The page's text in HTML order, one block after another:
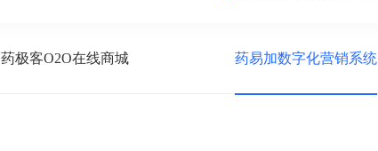
药极客O2O在线商城 药易加数字化营销系统